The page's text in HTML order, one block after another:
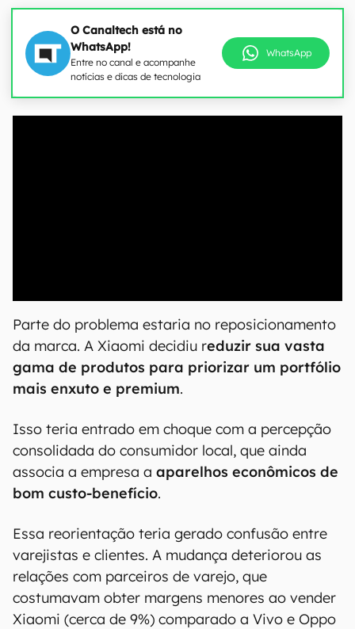
O Canaltech está no
WhatsApp!
Entre no canal e acompanhe
notícias e dicas de tecnologia
WhatsApp
Parte do problema estaria no reposicionamento
da marca. A Xiaomi decidiu reduzir sua vasta
gama de produtos para priorizar um portfólio
mais enxuto e premium.
Isso teria entrado em choque com a percepção
consolidada do consumidor local, que ainda
associa a empresa a aparelhos econômicos de
bom custo-benefício.
Essa reorientação teria gerado confusão entre
varejistas e clientes. A mudança deteriorou as
relações com parceiros de varejo, que
costumavam obter margens menores ao vender
Xiaomi (cerca de 9%) comparado a Vivo e Oppo